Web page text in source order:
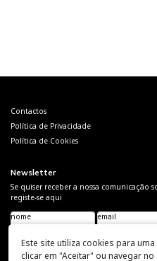
Este site utiliza cookies para
clicar em "Aceitar" ou navegar
artigos
Contactos
Política de Privacidade
Política de Cookies
Newsletter
Se quiser receber a nossa comunicação
registe-se aqui
nome
email